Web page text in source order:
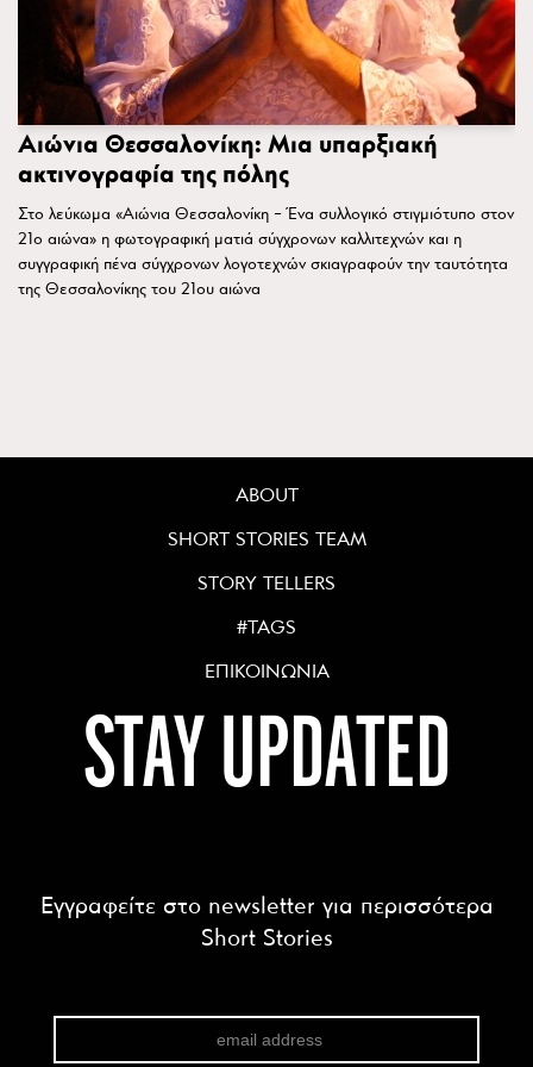
Αιώνια Θεσσαλονίκη: Μια υπαρξιακή
ακτινογραφία της πόλης
Στο λεύκωμα «Αιώνια Θεσσαλονίκη – Ένα συλλογικό στιγμιότυπο στον
21ο αιώνα» η φωτογραφική ματιά σύγχρονων καλλιτεχνών και η
συγγραφική πένα σύγχρονων λογοτεχνών σκιαγραφούν την ταυτότητα
της Θεσσαλονίκης του 21ου αιώνα
ABOUT
SHORT STORIES TEAM
STORY TELLERS
#TAGS
ΕΠΙΚΟΙΝΩΝΙΑ
STAY UPDATED
Εγγραφείτε στο newsletter για περισσότερα
Short Stories